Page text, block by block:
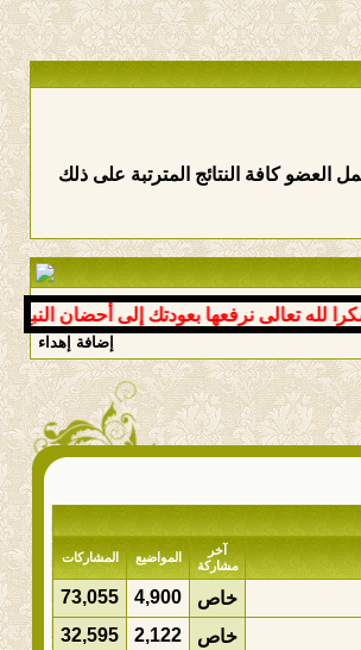
كافة النتائج المترتبة على ذلك
تعالى نرفعها بعودتك إلى أحضان النبع
إضافة إهداء
آخر
مشاركة
المواضيع المشاركات
خاص 4,900
73,055
خاص 2,122
32,595